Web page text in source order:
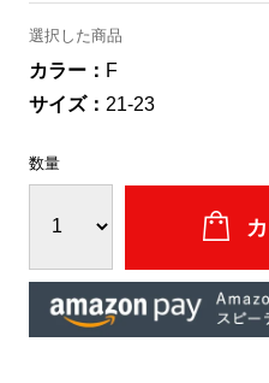
選択した商品
カラー： F
サイズ： 21-23
数量